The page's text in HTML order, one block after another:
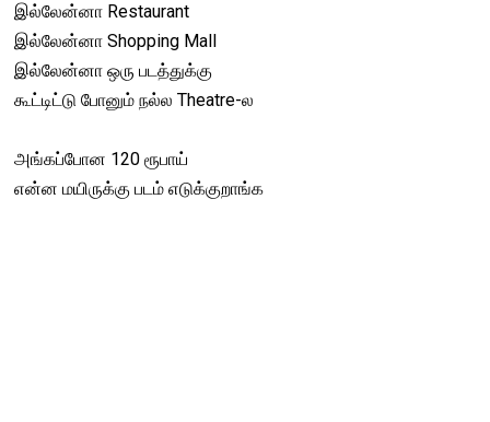
இல்லேன்னா Restaurant
இல்லேன்னா Shopping Mall
இல்லேன்னா ஒரு படத்துக்கு
கூட்டிட்டு போனும் நல்ல Theatre-ல
அங்கப்போன 120 ரூபாய்
என்ன மயிருக்கு படம் எடுக்குறாங்க